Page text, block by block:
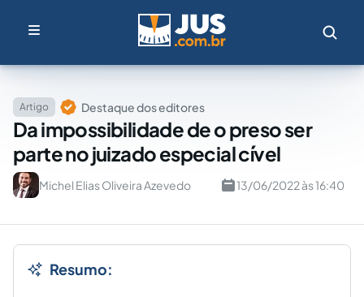
Artigo Destaque dos editores
Da impossibilidade de o preso ser
parte no juizado especial cível
Michel Elias Oliveira Azevedo 13/06/2022 às 16:40
Resumo: